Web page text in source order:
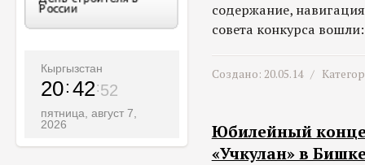
Кыргызстан
20 42 54
пятница, август 7,
2026
содержание,
совета конкурса вошли:
Создано: 20.05.14 /
Юбилейный
«Учкулан» в